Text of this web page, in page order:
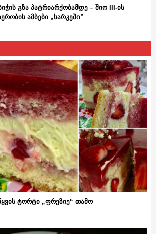
გზა პატრიარქობამდე – შიო III-ის
ამბები „სარკეში”
ტორტი „ფრეზიე“ თამო